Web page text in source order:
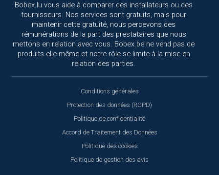
Bobex.lu vous aide à comparer des installateurs ou des
fournisseurs. Nos services sont gratuits, mais pour
maintenir cette gratuité, nous percevons des
rémunérations de la part des prestataires que nous
mettons en relation avec vous. Bobex.be ne vend pas de
produits elle-même et notre rôle se limite à la mise en
relation des parties.
Conditions générales
Protection des données (RGPD)
Politique de confidentialité
Accord de Traitement des Données
Politique des cookies
Politique de gestion des avis